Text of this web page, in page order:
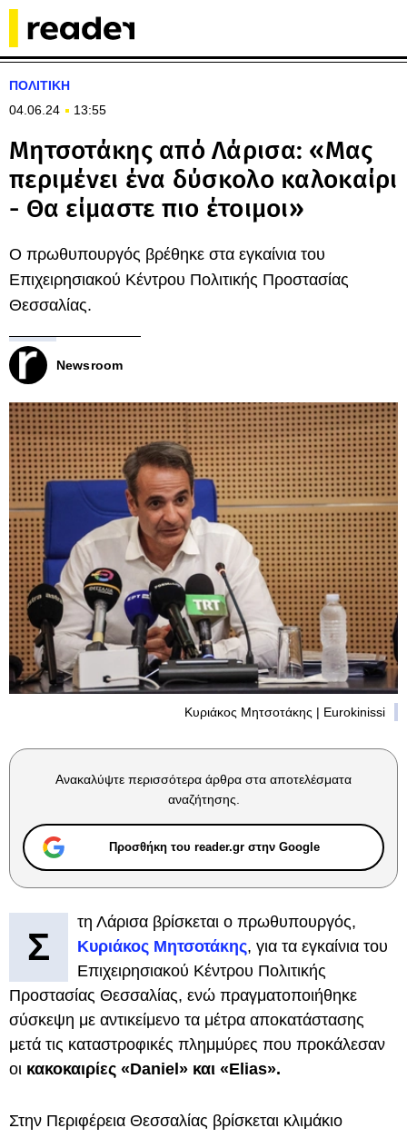
ΠΟΛΙΤΙΚΗ
04.06.24
13:55
Μητσοτάκης από Λάρισα: «Μας
περιμένει ένα δύσκολο καλοκαίρι
- Θα είμαστε πιο έτοιμοι»
Ο πρωθυπουργός βρέθηκε στα εγκαίνια του
Επιχειρησιακού Κέντρου Πολιτικής Προστασίας
Θεσσαλίας.
Newsroom
Κυριάκος Μητσοτάκης | Eurokinissi
Ανακαλύψτε περισσότερα άρθρα στα αποτελέσματα
αναζήτησης.
Προσθήκη του reader.gr στην Google
Σ
τη Λάρισα βρίσκεται ο πρωθυπουργός,
Κυριάκος Μητσοτάκης, για τα εγκαίνια του
Επιχειρησιακού Κέντρου Πολιτικής
Προστασίας Θεσσαλίας, ενώ πραγματοποιήθηκε
σύσκεψη με αντικείμενο τα μέτρα αποκατάστασης
μετά τις καταστροφικές πλημμύρες που προκάλεσαν
οι κακοκαιρίες «Daniel» και «Elias».
Στην Περιφέρεια Θεσσαλίας βρίσκεται κλιμάκιο